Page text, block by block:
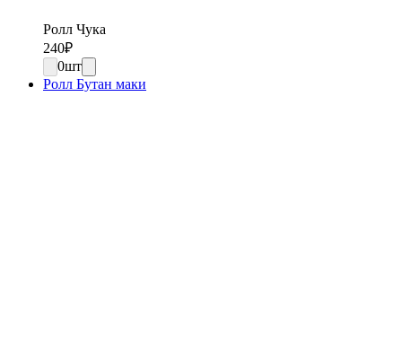
Ролл Чука
240₽
0шт
Ролл Бутан маки